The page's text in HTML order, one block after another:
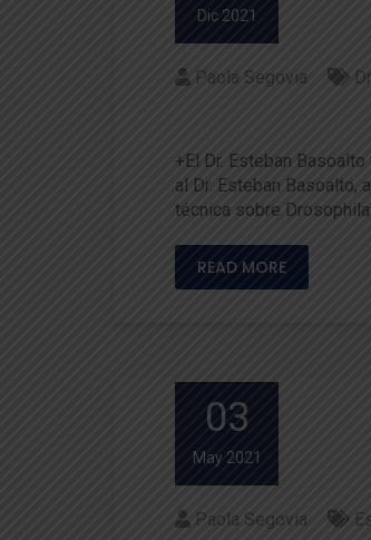
Dic 2021
Paola Segovia
Pequeños
+El Dr. Esteban
al Dr. Esteban Basoalto,
técnica sobre
READ MORE
03
May 2021
Paola Segovia